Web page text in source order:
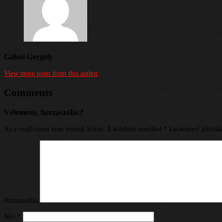
Gálosi Gergely
View more posts from this author
Comments
Vélemény, hozzászólás?
Az e-mail-címet nem tesszük közzé. A kötelező mezőket * karakterrel jelöltük
Hozzászólás
Név *